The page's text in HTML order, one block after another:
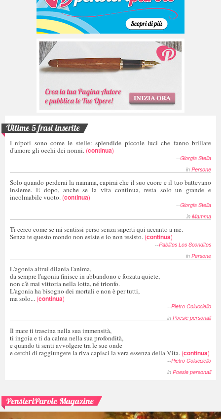
Ultime 5 frasi inserite
I nipoti sono come le stelle: splendide piccole luci che fanno brillare
d'amore gli occhi dei nonni. (continua)
--Giorgia Stella
in Persone
Solo quando perderai la mamma, capirai che il suo cuore e il tuo battevano
insieme. E dopo, anche se la vita continua, resta solo un grande e
incolmabile vuoto. (continua)
--Giorgia Stella
in Mamma
Ti cerco come se mi sentissi perso senza saperti qui accanto a me.
Senza te questo mondo non esiste e io non resisto. (continua)
--Pablitos Los Sconditos
in Persone
L'agonia altrui dilania l'anima,
da sempre l'agonia finisce in abbandono e forzata quiete,
non c'è mai vittoria nella lotta, né trionfo.
L'agonia ha bisogno dei mortali e non è per tutti,
ma solo... (continua)
--Pietro Colucciello
in Poesie personali
Il mare ti trascina nella sua immensità,
ti ingoia e ti da calma nella sua profondità,
e quando ti senti avvolgere tra le sue onde
e cerchi di raggiungere la riva capisci la vera essenza della Vita. (continua)
--Pietro Colucciello
in Poesie personali
PensieriParole Magazine